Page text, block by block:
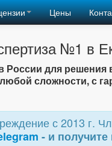
Цены
№1 в
России для
сложности, с
с 2013 г.
- и